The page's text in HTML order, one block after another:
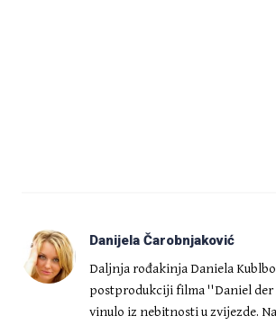
Danijela Čarobnjaković
Daljnja rođakinja Daniela
postprodukciji filma ''Daniel der
vinulo iz nebitnosti u zvijezde.